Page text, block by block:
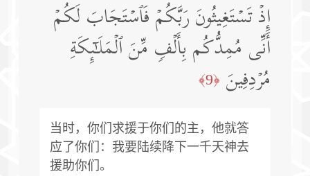
إِذۡ تَسۡتَغِیثُونَ رَبَّكُمۡ فَٱسۡتَجَابَ لَكُمۡ
أَنِّی مُمِدُّكُم بِأَلۡفࣲ مِّنَ ٱلۡمَلَـٰۤىِٕكَةِ
مُرۡدِفِینَ ﴿9﴾
当时，你们求援于你们的主，他就答
应了你们：我要陆续降下一千天神去
援助你们。